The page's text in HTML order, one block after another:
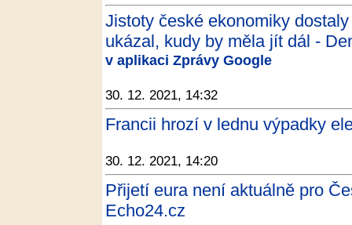
Jistoty české ekonomiky
ukázal, kudy by měla jít dál -
v aplikaci Zprávy Google
30. 12. 2021, 14:32
Francii hrozí v lednu výpadky
30. 12. 2021, 14:20
Přijetí eura není aktuálně pro
Echo24.cz